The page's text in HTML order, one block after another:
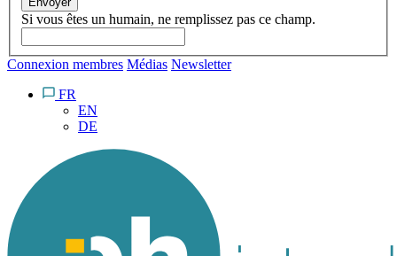
Si vous êtes un humain, ne remplissez pas ce champ.
Connexion membres Médias Newsletter
FR
EN
DE